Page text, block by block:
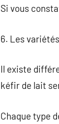
Si vous
6. Les
Il existe
kéfir de lait
Chaque type